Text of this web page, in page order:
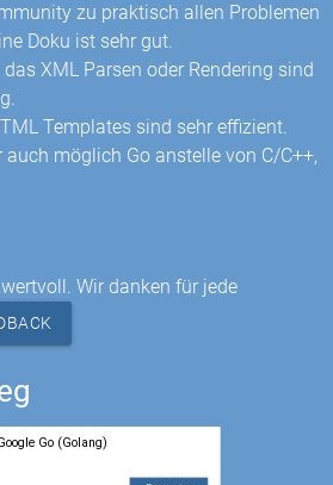
zu praktisch allen Problemen
Doku ist sehr gut.
XML Parsen oder Rendering sind
Templates sind sehr effizient.
möglich Go anstelle von C/C++,
Wir danken für jede